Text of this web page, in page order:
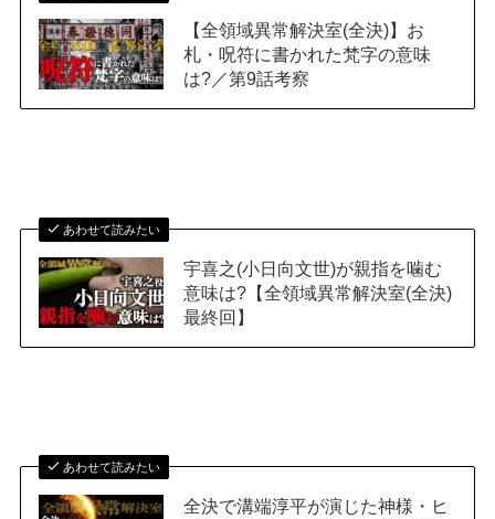
【全領域異常解決室(全決)】お
札・呪符に書かれた梵字の意味
は?／第9話考察
あわせて読みたい
宇喜之(小日向文世)が親指を噛む
意味は?【全領域異常解決室(全決)
最終回】
あわせて読みたい
全決で溝端淳平が演じた神様・ヒ